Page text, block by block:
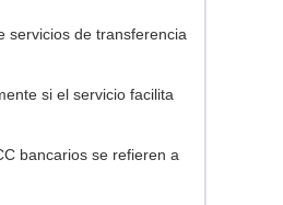
servicios de transferencia
si el servicio facilita
bancarios se refieren a